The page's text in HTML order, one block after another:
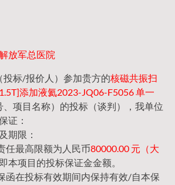
放军总医院
（投标/报价人）参加贵方的核磁共振扫
添加液氦2023-JQ06-F5056 单一
、项目名称）的投标（谈判），我单位
证：
期限：
任最高限额为人民币80000.00 元（大
即本项目的投标保证金金额。
函在投标有效期间内保持有效/自本保